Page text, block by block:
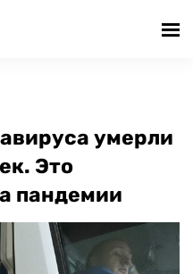
умерли
Это
пандемии